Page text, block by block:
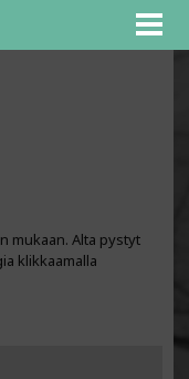
mukaan. Alta pystyt
klikkaamalla